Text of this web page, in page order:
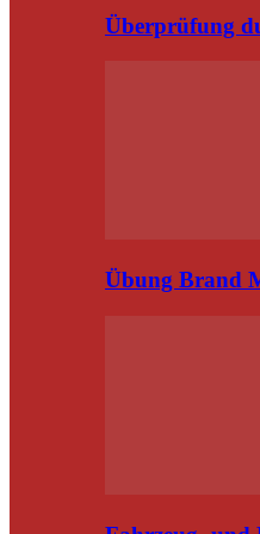
Überprüfung
Übung Brand